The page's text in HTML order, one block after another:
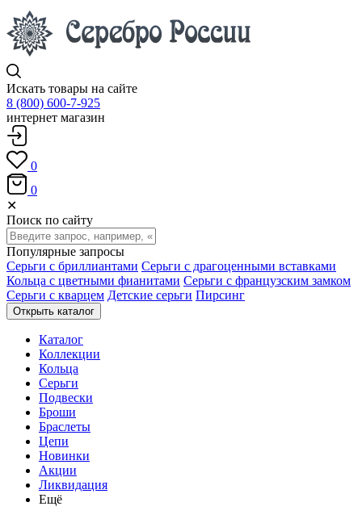
Искать товары на сайте
8 (800) 600-7-925
интернет магазин
0
0
✕
Поиск по сайту
Популярные запросы
Серьги с бриллиантами Серьги с драгоценными вставками
Кольца с цветными фианитами Серьги с французским замком
Серьги с кварцем Детские серьги Пирсинг
Открыть каталог
Каталог
Коллекции
Кольца
Серьги
Подвески
Броши
Браслеты
Цепи
Новинки
Акции
Ликвидация
Ещё